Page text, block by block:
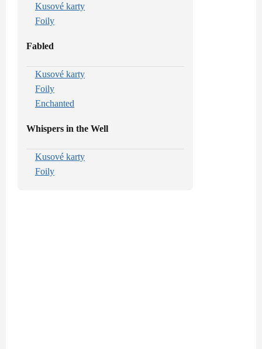
Kusové karty
Foily
Fabled
Kusové karty
Foily
Enchanted
Whispers in the Well
Kusové karty
Foily